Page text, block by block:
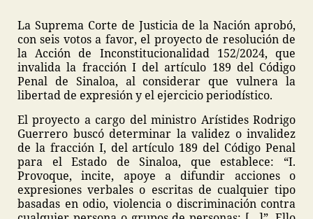
La Suprema Corte de Justicia de la Nación aprobó,
con seis votos a favor, el proyecto de resolución de
la Acción de Inconstitucionalidad 152/2024, que
invalida la fracción I del artículo 189 del Código
Penal de Sinaloa, al considerar que vulnera la
libertad de expresión y el ejercicio periodístico.
El proyecto a cargo del ministro Arístides Rodrigo
Guerrero buscó determinar la validez o invalidez
de la fracción I, del artículo 189 del Código Penal
para el Estado de Sinaloa, que establece: “I.
Provoque, incite, apoye a difundir acciones o
expresiones verbales o escritas de cualquier tipo
basadas en odio, violencia o discriminación contra